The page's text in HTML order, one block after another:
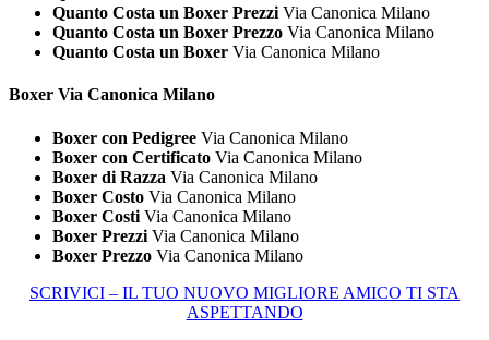
Quanto Costa un Boxer Prezzi Via Canonica Milano
Quanto Costa un Boxer Prezzo Via Canonica Milano
Quanto Costa un Boxer Via Canonica Milano
Boxer Via Canonica Milano
Boxer con Pedigree Via Canonica Milano
Boxer con Certificato Via Canonica Milano
Boxer di Razza Via Canonica Milano
Boxer Costo Via Canonica Milano
Boxer Costi Via Canonica Milano
Boxer Prezzi Via Canonica Milano
Boxer Prezzo Via Canonica Milano
SCRIVICI – IL TUO NUOVO MIGLIORE AMICO TI STA
ASPETTANDO